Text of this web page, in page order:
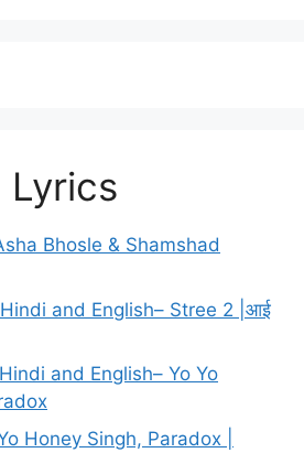
Lyrics
Asha Bhosle & Shamshad
and English– Stree 2 |आई
and English– Yo Yo
Honey Singh, Paradox |